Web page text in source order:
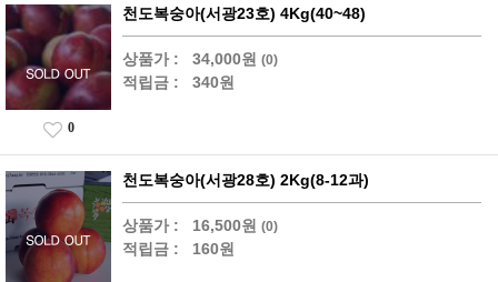
천도복숭아(서광23호) 4Kg(40~48)
상품가 : 34,000원 (0)
적립금 : 340원
0
천도복숭아(서광28호) 2Kg(8-12과)
상품가 : 16,500원 (0)
적립금 : 160원